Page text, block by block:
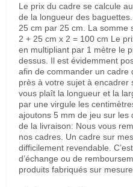
Le prix du cadre se calcule
de la longueur des
25 cm par 25 cm. La somme
2 + 25 cm x 2 = 100 cm Le
en multipliant par 1 mètre le
dessus. Il est évidemment
afin de commander un cadre
près à votre sujet à encadrer
vous plaît la longueur et la
par une virgule les
ajoutons 5 mm de jeu sur les
de la livraison: Nous vous
nos cadres. Un cadre sur
difficilement revendable.
d’échange ou de
produits fabriqués sur mesure.